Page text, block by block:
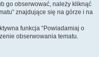
go obserwować, należy kliknąć
znajdujące się na górze i na
funkcja “Powiadamiaj o
obserwowania tematu.